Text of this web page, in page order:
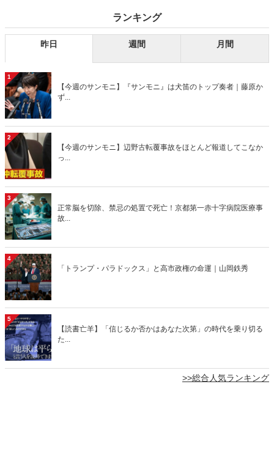
ランキング
昨日 週間 月間
1
【今週のサンモニ】『サンモニ』は犬笛のトップ奏者｜藤原か
ず...
2
【今週のサンモニ】辺野古転覆事故をほとんど報道してこなか
っ...
3
正常脳を切除、禁忌の処置で死亡！京都第一赤十字病院医療事
故...
4
「トランプ・パラドックス」と高市政権の命運｜山岡鉄秀
5
【読書亡羊】「信じるか否かはあなた次第」の時代を乗り切る
た...
>>総合人気ランキング